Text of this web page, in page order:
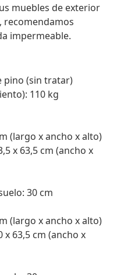
muebles de exterior
recomendamos
impermeable.
pino (sin tratar)
110 kg
(largo x ancho x alto)
x 63,5 cm (ancho x
30 cm
(largo x ancho x alto)
x 63,5 cm (ancho x